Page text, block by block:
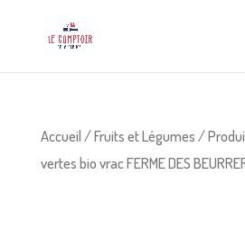
Accueil/Fruits et Légumes/
vertes bio vrac FERME DES